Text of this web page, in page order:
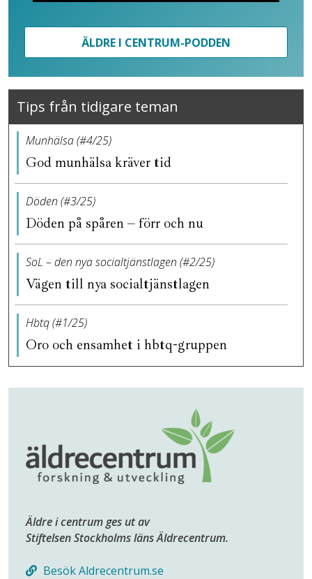
ÄLDRE I CENTRUM-PODDEN
Tips från tidigare teman
Munhälsa (#4/25)
God munhälsa kräver tid
Döden (#3/25)
Döden på spåren – förr och nu
SoL – den nya socialtjänstlagen (#2/25)
Vägen till nya socialtjänstlagen
Hbtq (#1/25)
Oro och ensamhet i hbtq-gruppen
Äldre i centrum ges ut av
Stiftelsen Stockholms läns Äldrecentrum.
Besök Aldrecentrum.se